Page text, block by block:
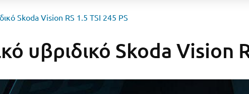
Skoda Vision RS 1.5 TSI 245 PS
υβριδικό Skoda Vision